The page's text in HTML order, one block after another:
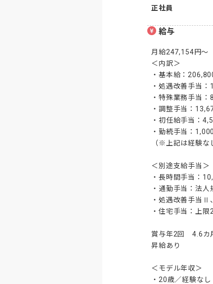
正社員
給与
月給247,154円～
＜内訳＞
・基本給：
・処遇改善手当
・特殊業務手当
・調整手当：
・初任給手当：
・勤続手当：
（※上記は経験な
＜別途支給手当＞
・長時間手当：
・通勤手当：法人
・処遇改善手当Ⅱ
・住宅手当：上
賞与年2回　4.6カ
昇給あり
＜モデル年収＞
・20歳／経験な